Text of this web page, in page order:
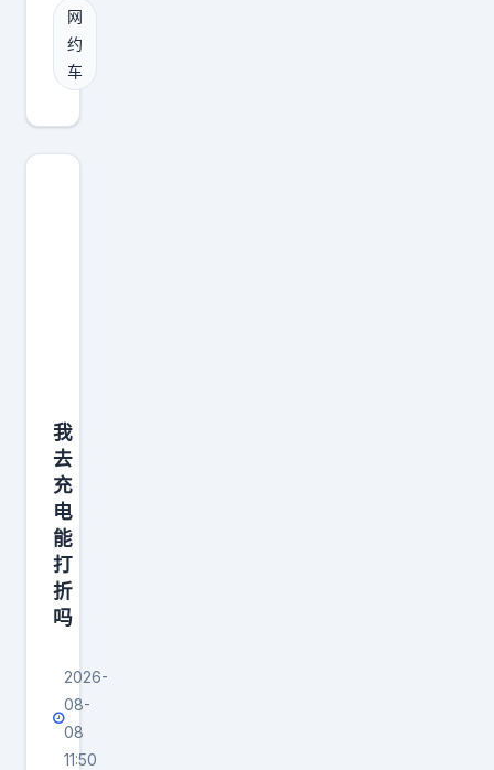
？网
约
车
我
去
充
电
能
打
折
吗
2026-
08-
08
11:50